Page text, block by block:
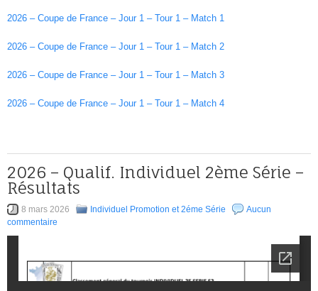
2026 – Coupe de France – Jour 1 – Tour 1 – Match 1
2026 – Coupe de France – Jour 1 – Tour 1 – Match 2
2026 – Coupe de France – Jour 1 – Tour 1 – Match 3
2026 – Coupe de France – Jour 1 – Tour 1 – Match 4
2026 – Qualif. Individuel 2ème Série –
Résultats
8 mars 2026 Individuel Promotion et 2éme Série
Aucun
commentaire